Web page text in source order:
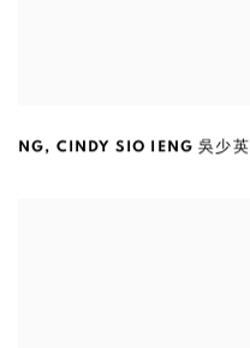
NG, CINDY SIO IENG 吳少英